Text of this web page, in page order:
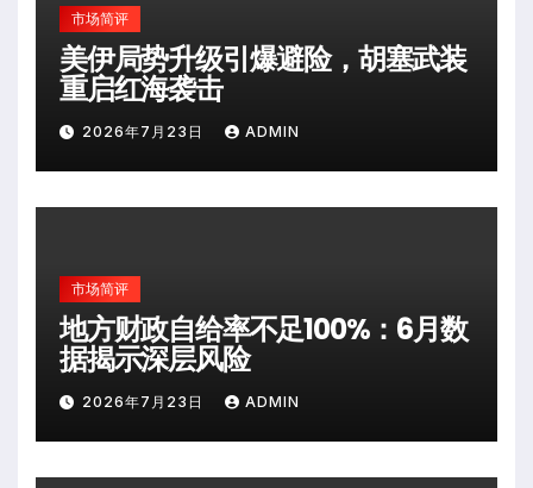
市场简评
美伊局势升级引爆避险，胡塞武装
重启红海袭击
2026年7月23日 ADMIN
市场简评
地方财政自给率不足100%：6月数
据揭示深层风险
2026年7月23日 ADMIN